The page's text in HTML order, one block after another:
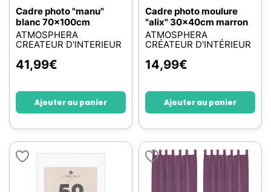
Cadre photo "manu"
blanc 70x100cm
ATMOSPHERA
CREATEUR D'INTERIEUR
41,99€
Ajouter au panier
Cadre photo moulure
"alix" 30x40cm marron
ATMOSPHERA
CRÉATEUR D'INTÉRIEUR
14,99€
Ajouter au panier